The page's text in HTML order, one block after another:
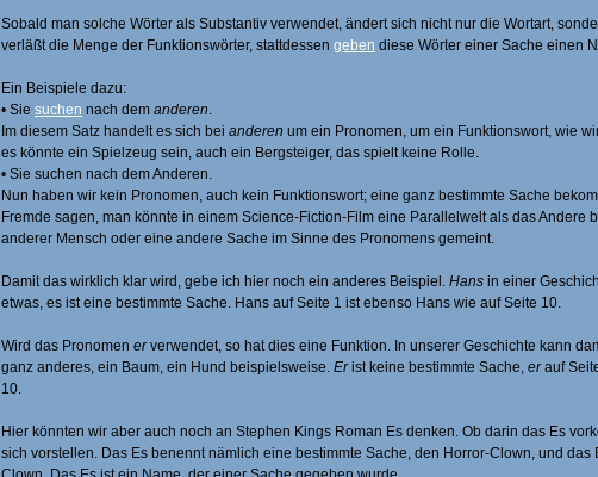
Sobald man solche Wörter als Substantiv verwendet, ändert sich nicht nur die Wortart,
verläßt die Menge der Funktionswörter, stattdessen geben diese Wörter einer Sache einen
Ein Beispiele dazu:
• Sie suchen nach dem anderen.
Im diesem Satz handelt es sich bei anderen um ein Pronomen, um ein Funktionswort, wie
es könnte ein Spielzeug sein, auch ein Bergsteiger, das spielt keine Rolle.
• Sie suchen nach dem Anderen.
Nun haben wir kein Pronomen, auch kein Funktionswort; eine ganz bestimmte Sache
Fremde sagen, man könnte in einem Science-Fiction-Film eine Parallelwelt als das Andere
anderer Mensch oder eine andere Sache im Sinne des Pronomens gemeint.
Damit das wirklich klar wird, gebe ich hier noch ein anderes Beispiel. Hans in einer
etwas, es ist eine bestimmte Sache. Hans auf Seite 1 ist ebenso Hans wie auf Seite 10.
Wird das Pronomen erverwendet, so hat dies eine Funktion. In unserer Geschichte kann
ganz anderes, ein Baum, ein Hund beispielsweise. Erist keine bestimmte Sache, erauf
10.
Hier könnten wir aber auch noch an Stephen Kings Roman Es denken. Ob darin das Es
sich vorstellen. Das Es benennt nämlich eine bestimmte Sache, den Horror-Clown, und das